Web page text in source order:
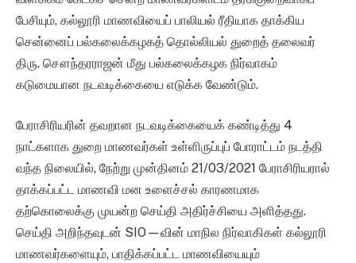
பேசியும், கல்லூரி மாணவியைப் பாலியல் ரீதியாக தாக்கிய
சென்னைப் பல்கலைக்கழகத் தொல்லியல் துறைத் தலைவர்
திரு. சௌந்தரராஜன் மீது பல்கலைக்கழக நிர்வாகம்
கடுமையான நடவடிக்கையை எடுக்க வேண்டும்.
பேராசிரியரின் தவறான நடவடிக்கையைக் கண்டித்து 4
நாட்களாக துறை மாணவர்கள் உள்ளிருப்புப் போராட்டம் நடத்தி
வந்த நிலையில், நேற்று முன்தினம் 21/03/2021 பேராசிரியரால்
தாக்கப்பட்ட மாணவி மன உளைச்சல் காரணமாக
தற்கொலைக்கு முயன்ற செய்தி அதிர்ச்சியை அளித்தது.
செய்தி அறிந்தவுடன் SIO—வின் மாநில நிர்வாகிகள் கல்லூரி
மாணவர்களையும், பாதிக்கப்பட்ட மாணவியையும்